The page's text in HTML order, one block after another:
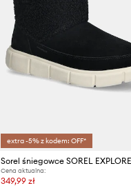
extra -5% z kodem: OFF*
Cena aktualna:
349,99 zł